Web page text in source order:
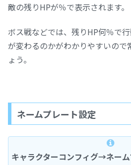
敵の残りHPが％で表示されます。
ボス戦などでは、残りHP何％で
が変わるのかがわかりやすいので
ょう。
ネームプレート設定
キャラクターコンフィグ→ネー